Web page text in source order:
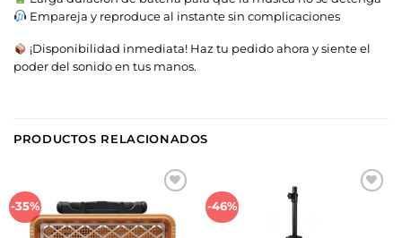
Empareja y reproduce al instante sin complicaciones
¡Disponibilidad inmediata! Haz tu pedido ahora y siente el
poder del sonido en tus manos.
PRODUCTOS RELACIONADOS
-35%
lista de
deseos
-46%